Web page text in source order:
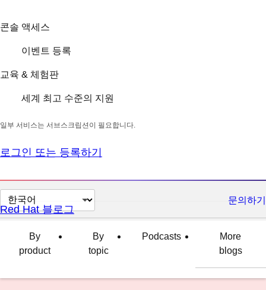
콘솔 액세스
이벤트 등록
교육 & 체험판
세계 최고 수준의 지원
일부 서비스는 서브스크립션이 필요합니다.
로그인 또는 등록하기
페
이
변
문의하기
Red Hat 블로그
By
product
By
topic
Podcasts
More
blogs